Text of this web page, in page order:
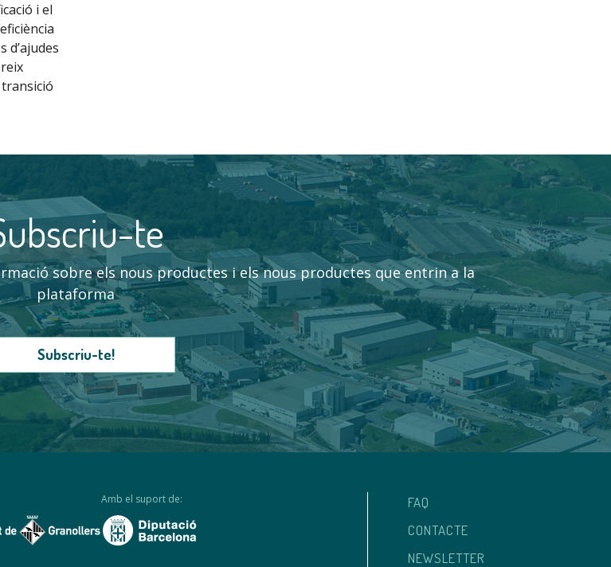
i el
d’ajudes
te
sobre els nous productes i els nous productes que entrin a la
plataforma
Subscriu-te!
Amb el suport de:
FAQ
CONTACTE
NEWSLETTER